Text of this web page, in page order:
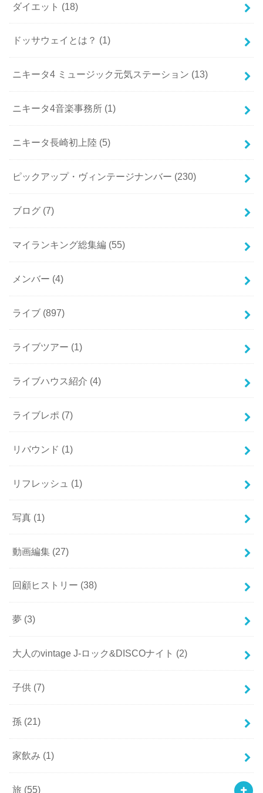
ダイエット (18)
ドッサウェイとは？ (1)
ニキータ4 ミュージック元気ステーション (13)
ニキータ4音楽事務所 (1)
ニキータ長崎初上陸 (5)
ピックアップ・ヴィンテージナンバー (230)
ブログ (7)
マイランキング総集編 (55)
メンバー (4)
ライブ (897)
ライブツアー (1)
ライブハウス紹介 (4)
ライブレポ (7)
リバウンド (1)
リフレッシュ (1)
写真 (1)
動画編集 (27)
回顧ヒストリー (38)
夢 (3)
大人のvintage J-ロック&DISCOナイト (2)
子供 (7)
孫 (21)
家飲み (1)
旅 (55)